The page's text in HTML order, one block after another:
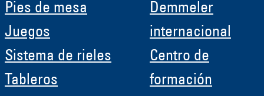
Pies de mesa
Juegos
Sistema de rieles
Tableros
Demmeler
internacional
Centro de
formación